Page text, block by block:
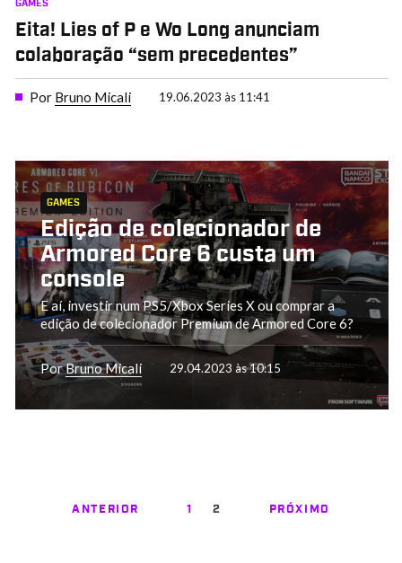
GAMES
Eita! Lies of P e Wo Long anunciam
colaboração “sem precedentes”
Por Bruno Micali 19.06.2023 às 11:41
GAMES
Edição de colecionador de
Armored Core 6 custa um
console
E aí, investir num PS5/Xbox Series X ou comprar a
edição de colecionador Premium de Armored Core 6?
PorBruno Micali 29.04.2023 às 10:15
ANTERIOR 1 2 PRÓXIMO